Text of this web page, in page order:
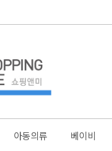
아동의류 베이비